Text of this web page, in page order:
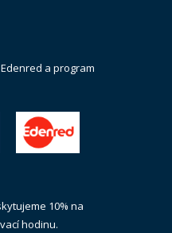
a program
10% na
hodinu.